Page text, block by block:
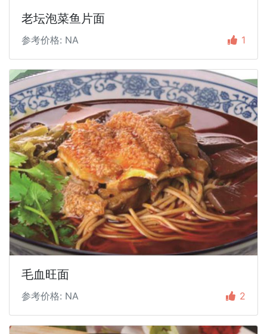
老坛泡菜鱼片面
参考价格: NA 1
毛血旺面
参考价格: NA 2